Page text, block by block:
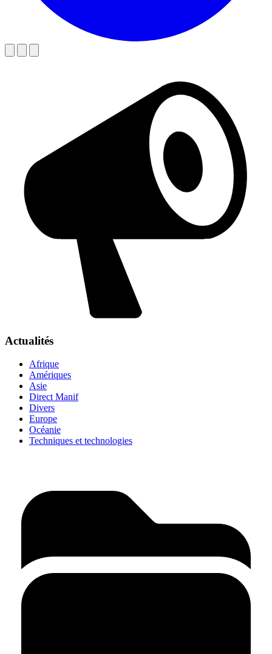
Actualités
Afrique
Amériques
Asie
Direct Manif
Divers
Europe
Océanie
Techniques et technologies